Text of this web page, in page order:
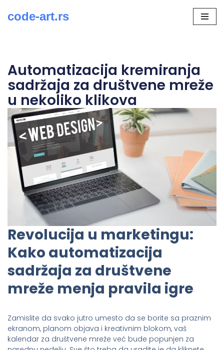
code-art.rs
Automatizacija kremiranja
sadržaja za društvene mreže
u nekoliko klikova
Revolucija u marketingu:
Kako automatizacija
sadržaja za društvene
mreže menja pravila igre
Zamislite da svako jutro umesto da se borite sa praznim
ekranom, planom objava i kreativnim blokom, vaš
kalendar za društvene mreže već bude popunjen za